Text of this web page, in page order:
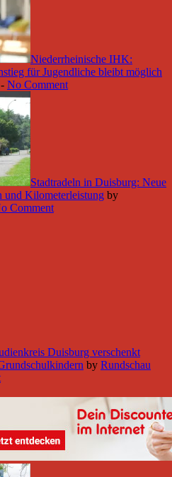
Niederrheinische IHK:
für Jugendliche bleibt möglich
- No Comment
Stadtradeln in Duisburg: Neue
und Kilometerleistung by
Comment
Duisburg verschenkt
by Rundschau